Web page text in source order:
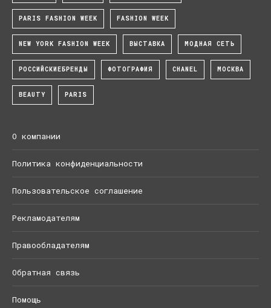
PARIS FASHION WEEK FASHION WEEK
NEW YORK FASHION WEEK ВЫСТАВКА МОДНАЯ СЕТЬ
РОССИЙСКИЕБРЕНДЫ ФОТОГРАФИЯ CHANEL МОСКВА
BEAUTY PARIS
О компании
Политика конфиденциальности
Пользовательское соглашение
Рекламодателям
Правообладателям
Обратная связь
Помощь